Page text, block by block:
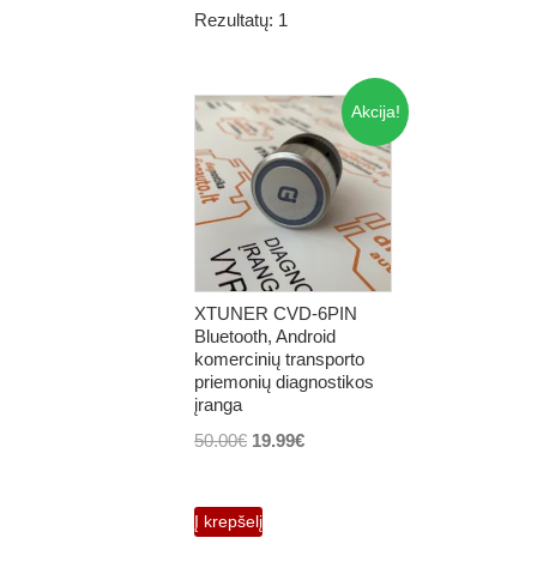
Rezultatų: 1
Akcija!
XTUNER CVD-6PIN
Bluetooth, Android
komercinių transporto
priemonių diagnostikos
įranga
50.00€ Original
was:
50.00€.
19.99€Current
Į krepšelį